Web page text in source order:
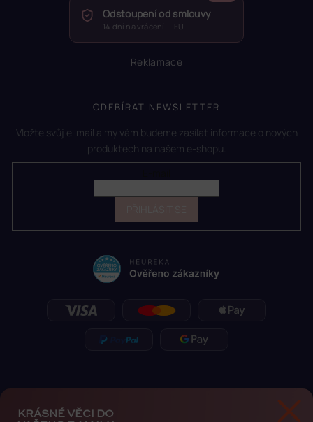
Odstoupení od smlouvy
14 dní na vrácení — EU
Reklamace
ODEBÍRAT NEWSLETTER
Vložte svůj e-mail a my vám budeme zasílat informace o nových
produktech na našem e-shopu.
KRÁSNÉ VĚCI DO